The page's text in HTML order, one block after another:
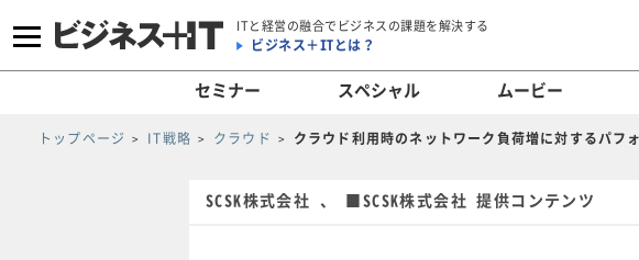
ITと経営の融合でビジネスの課題を解決する
ビジネス＋ITとは？
セミナー スペシャル ムービー
トップページ IT戦略 クラウド クラウド利用時のネットワーク負荷増に対するパフ
SCSK株式会社 、 ■SCSK株式会社 提供コンテンツ